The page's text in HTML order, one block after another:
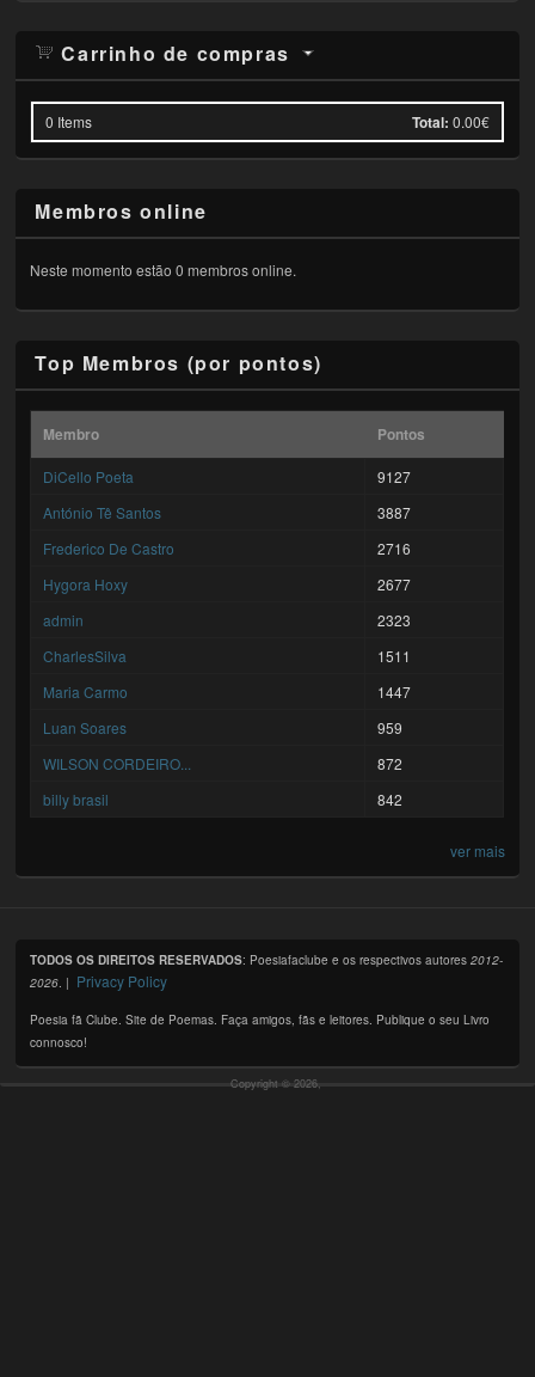
Carrinho de compras
0 Items Total: 0.00€
Membros online
Neste momento estão 0 membros online.
Top Membros (por pontos)
Membro Pontos
DiCello Poeta
9127
António Tê Santos
3887
Frederico De Castro
2716
Hygora Hoxy
2677
admin
2323
CharlesSilva
1511
Maria Carmo
1447
Luan Soares
959
WILSON CORDEIRO...
872
billy brasil
842
ver mais
TODOS OS DIREITOS RESERVADOS: Poesiafaclube e os respectivos autores2012-
2026 . | Privacy Policy
Poesia fã Clube. Site de Poemas. Faça amigos, fãs e leitores. Publique o seu Livro
connosco!
Copyright © 2026,